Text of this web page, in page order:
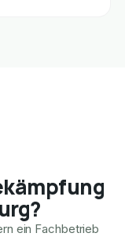
ein Fachbetrieb